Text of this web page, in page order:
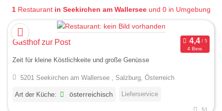
1Restaurant in Seekirchen am Wallerseeund 0 in Umgebung
Gasthof zur Post
4 Bew.
Zeit für kleine Köstlichkeite und große Genüsse
5201 Seekirchen am Wallersee , Salzburg, Österreich
Art der Küche: österreichisch Lieferservice
51